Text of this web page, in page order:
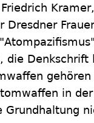
Dresdner
die
in
Grundhaltung